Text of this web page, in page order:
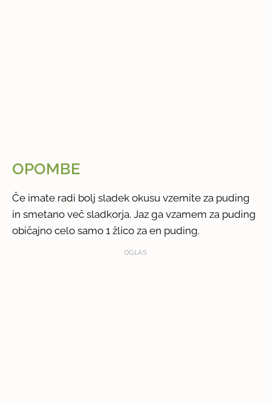
OPOMBE
Če imate radi bolj sladek okusu vzemite za puding
in smetano več sladkorja. Jaz ga vzamem za puding
običajno celo samo 1 žlico za en puding.
OGLAS